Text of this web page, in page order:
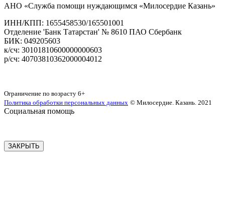
АНО «Служба помощи нуждающимся «Милосердие Казань»
‌ИНН/КПП: 1655458530/165501001
Отделение 'Банк Татарстан' № 8610 ПАО Сбербанк
БИК: 049205603
‌к/сч: 30101810600000000603
р/сч: 40703810362000004012
Ограничение по возрасту 6+
Политика обработки персональных данных © Милосердие. Казань. 2021
Социальная помощь
ЗАКРЫТЬ